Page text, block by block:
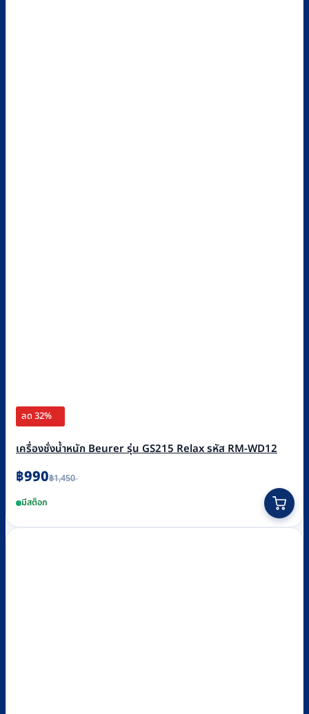
ลด 32%
เครื่องชั่งน้ำหนัก Beurer รุ่น GS215 Relax รหัส RM-WD12
฿1,450
Original
price
was:
฿1,450.
฿990
Current
price
is:
฿990.
มีสต็อก